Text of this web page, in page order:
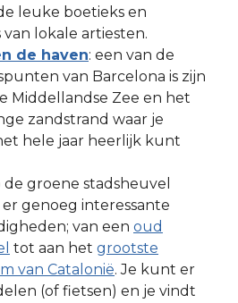
leuke boetieks en
lokale artiesten.
de haven: een van de
van Barcelona is zijn
Middellandse Zee en het
zandstrand waar je
hele jaar heerlijk kunt
de groene stadsheuvel
genoeg interessante
van een oud
tot aan het grootste
van Catalonië. Je kunt er
(of fietsen) en je vindt